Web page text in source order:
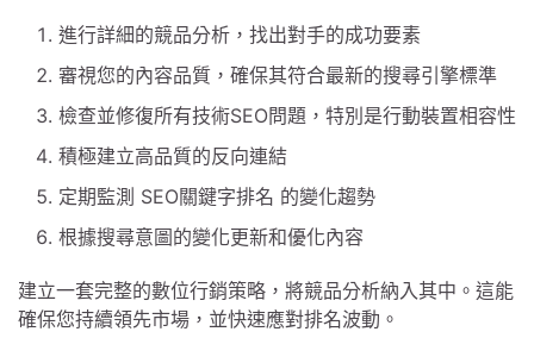
進行詳細的競品分析，找出對手的成功要素
審視您的內容品質，確保其符合最新的搜尋引擎標準
檢查並修復所有技術SEO問題，特別是行動裝置相容性
積極建立高品質的反向連結
定期監測 SEO關鍵字排名 的變化趨勢
根據搜尋意圖的變化更新和優化內容
建立一套完整的數位行銷策略，將競品分析納入其中。這能
確保您持續領先市場，並快速應對排名波動。